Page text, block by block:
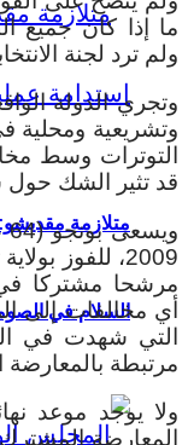
السلام في
ما إذا كان جميع
ولم ترد لجنة
وتجري الدولة
وتشريعية ومحلية
التوترات وسط
قد تثير الشك حول
مرشحا مشتركا
أي مخالفات إلى
التي شهدت في
مرتبطة
ولا يوجد موعد